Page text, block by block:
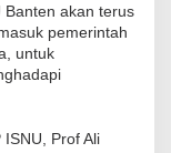
Banten akan terus
pemerintah
untuk
Prof Ali